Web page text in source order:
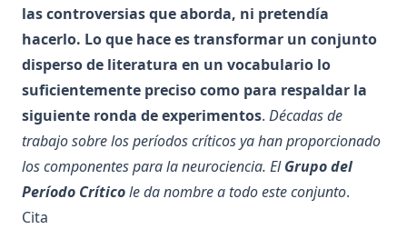
las controversias que aborda, ni pretendía
hacerlo. Lo que hace es transformar un conjunto
disperso de literatura en un vocabulario lo
suficientemente preciso como para respaldar la
siguiente ronda de experimentos. Décadas de
trabajo sobre los períodos críticos ya han proporcionado
los componentes para la neurociencia. ElGrupo del
Período Críticole da nombre a todo este conjunto.
Cita